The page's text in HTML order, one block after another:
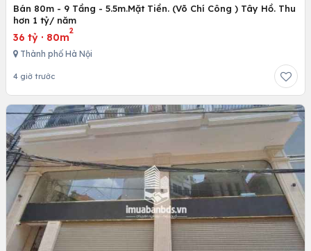
Bán 80m - 9 Tầng - 5.5m.Mặt Tiền. (Võ Chí Công ) Tây Hồ. Thu
hơn 1 tỷ/ năm
36 tỷ · 80m
2
Thành phố Hà Nội
4 giờ trước